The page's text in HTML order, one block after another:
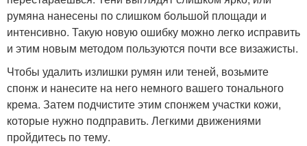
румяна нанесены по слишком большой площади и
интенсивно. Такую новую ошибку можно легко исправить
и этим новым методом пользуются почти все визажисты.
Чтобы удалить излишки румян или теней, возьмите
спонж и нанесите на него немного вашего тонального
крема. Затем подчистите этим спонжем участки кожи,
которые нужно подправить. Легкими движениями
пройдитесь по тему.